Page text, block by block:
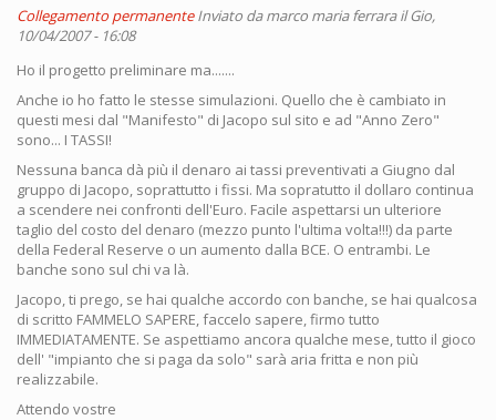
Collegamento permanente Inviato damarco maria ferrarail Gio,
10/04/2007 - 16:08
Ho il progetto preliminare ma.......
Anche io ho fatto le stesse simulazioni. Quello che è cambiato in
questi mesi dal "Manifesto" di Jacopo sul sito e ad "Anno Zero"
sono... I TASSI!
Nessuna banca dà più il denaro ai tassi preventivati a Giugno dal
gruppo di Jacopo, soprattutto i fissi. Ma sopratutto il dollaro continua
a scendere nei confronti dell'Euro. Facile aspettarsi un ulteriore
taglio del costo del denaro (mezzo punto l'ultima volta!!!) da parte
della Federal Reserve o un aumento dalla BCE. O entrambi. Le
banche sono sul chi va là.
Jacopo, ti prego, se hai qualche accordo con banche, se hai qualcosa
di scritto FAMMELO SAPERE, faccelo sapere, firmo tutto
IMMEDIATAMENTE. Se aspettiamo ancora qualche mese, tutto il gioco
dell' "impianto che si paga da solo" sarà aria fritta e non più
realizzabile.
Attendo vostre